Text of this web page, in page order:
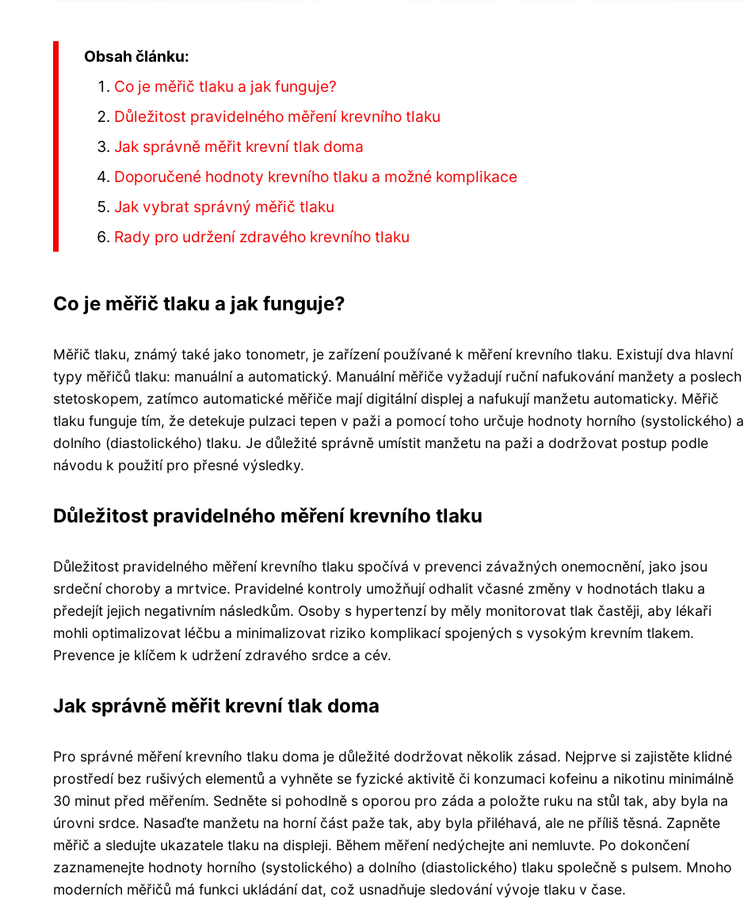
Obsah článku:
Co je měřič tlaku a jak funguje?
Důležitost pravidelného měření krevního tlaku
Jak správně měřit krevní tlak doma
Doporučené hodnoty krevního tlaku a možné komplikace
Jak vybrat správný měřič tlaku
Rady pro udržení zdravého krevního tlaku
Co je měřič tlaku a jak funguje?
Měřič tlaku, známý také jako tonometr, je zařízení používané k měření krevního tlaku. Existují dva hlavní
typy měřičů tlaku: manuální a automatický. Manuální měřiče vyžadují ruční nafukování manžety a poslech
stetoskopem, zatímco automatické měřiče mají digitální displej a nafukují manžetu automaticky. Měřič
tlaku funguje tím, že detekuje pulzaci tepen v paži a pomocí toho určuje hodnoty horního (systolického) a
dolního (diastolického) tlaku. Je důležité správně umístit manžetu na paži a dodržovat postup podle
návodu k použití pro přesné výsledky.
Důležitost pravidelného měření krevního tlaku
Důležitost pravidelného měření krevního tlaku spočívá v prevenci závažných onemocnění, jako jsou
srdeční choroby a mrtvice. Pravidelné kontroly umožňují odhalit včasné změny v hodnotách tlaku a
předejít jejich negativním následkům. Osoby s hypertenzí by měly monitorovat tlak častěji, aby lékaři
mohli optimalizovat léčbu a minimalizovat riziko komplikací spojených s vysokým krevním tlakem.
Prevence je klíčem k udržení zdravého srdce a cév.
Jak správně měřit krevní tlak doma
Pro správné měření krevního tlaku doma je důležité dodržovat několik zásad. Nejprve si zajistěte klidné
prostředí bez rušivých elementů a vyhněte se fyzické aktivitě či konzumaci kofeinu a nikotinu minimálně
30 minut před měřením. Sedněte si pohodlně s oporou pro záda a položte ruku na stůl tak, aby byla na
úrovni srdce. Nasaďte manžetu na horní část paže tak, aby byla přiléhavá, ale ne příliš těsná. Zapněte
měřič a sledujte ukazatele tlaku na displeji. Během měření nedýchejte ani nemluvte. Po dokončení
zaznamenejte hodnoty horního (systolického) a dolního (diastolického) tlaku společně s pulsem. Mnoho
moderních měřičů má funkci ukládání dat, což usnadňuje sledování vývoje tlaku v čase.